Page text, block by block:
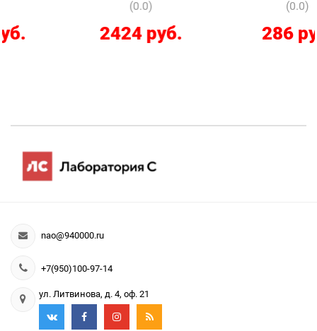
2424 руб. 286 руб.
nao@940000.ru
+7(950)100-97-14
ул. Литвинова, д. 4, оф. 21